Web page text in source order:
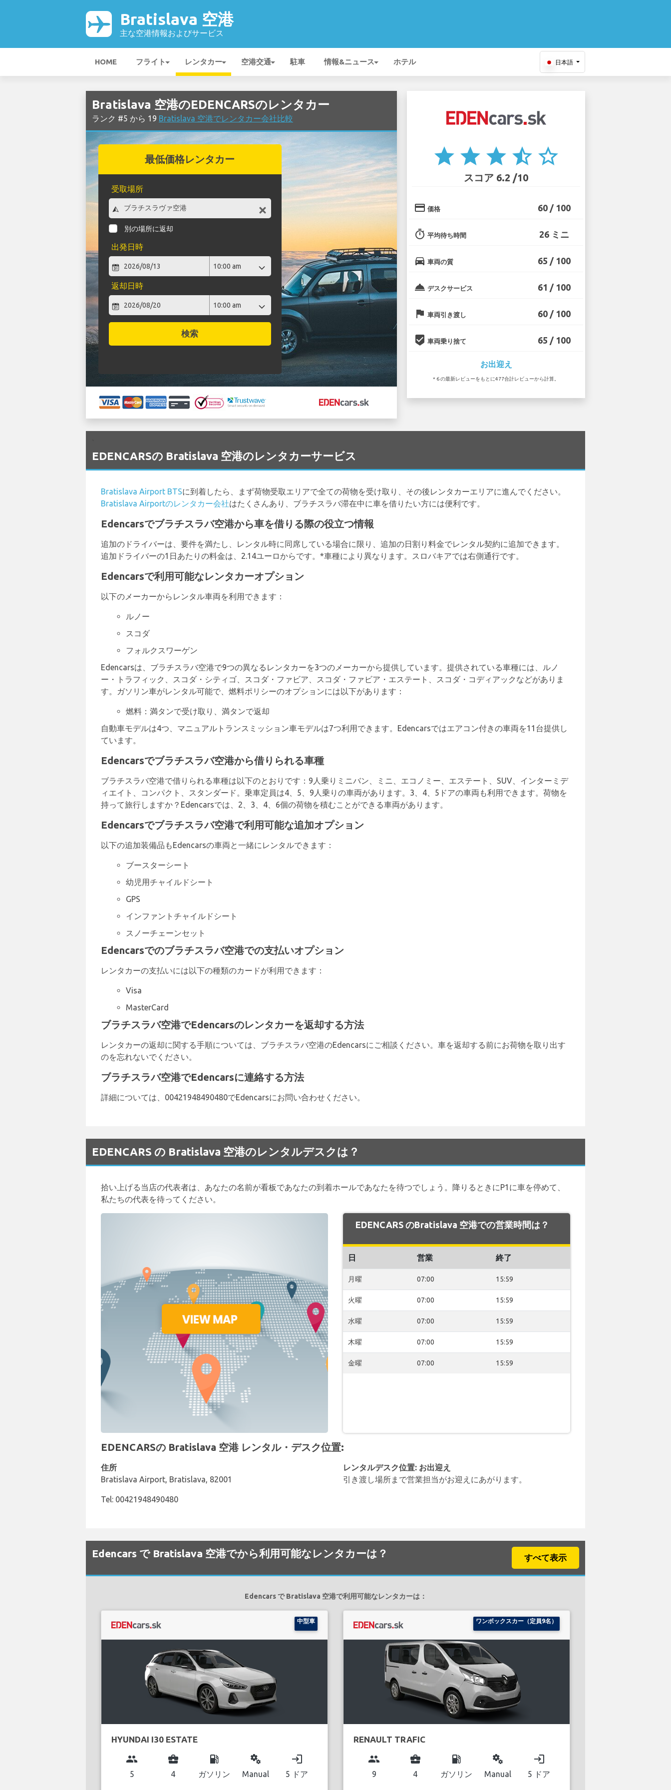
Bratislava 空港
主な空港情報およびサービス
HOME フライト レンタカー 空港交通 駐車 情報&ニュース ホテル 日本語
Bratislava 空港のEDENCARSのレンタカー
ランク #5 から 19 Bratislava 空港でレンタカー会社比較
最低価格レンタカー
受取場所
別の場所に返却
出発日時
返却日時
検索
star star star star_half star_border
スコア 6.2 /10
credit_card 価格 60 / 100
timer 平均待ち時間 26 ミニ
directions_car 車両の質 65 / 100
room_service デスクサービス 61 / 100
flag 車両引き渡し 60 / 100
beenhere 車両乗り捨て 65 / 100
お出迎え
* 6 の最新レビューをもとに477合計レビューから計算。
EDENCARSの Bratislava 空港のレンタカーサービス
Bratislava Airport BTSに到着したら、まず荷物受取エリアで全ての荷物を受け取り、その後レンタカーエリアに進んでください。
Bratislava Airportのレンタカー会社はたくさんあり、ブラチスラバ滞在中に車を借りたい方には便利です。
Edencarsでブラチスラバ空港から車を借りる際の役立つ情報
追加のドライバーは、要件を満たし、レンタル時に同席している場合に限り、追加の日割り料金でレンタル契約に追加できます。
追加ドライバーの1日あたりの料金は、2.14ユーロからです。*車種により異なります。スロバキアでは右側通行です。
Edencarsで利用可能なレンタカーオプション
以下のメーカーからレンタル車両を利用できます：
ルノー
スコダ
フォルクスワーゲン
Edencarsは、ブラチスラバ空港で9つの異なるレンタカーを3つのメーカーから提供しています。提供されている車種には、ルノ
ー・トラフィック、スコダ・シティゴ、スコダ・ファビア、スコダ・ファビア・エステート、スコダ・コディアックなどがありま
す。ガソリン車がレンタル可能で、燃料ポリシーのオプションには以下があります：
燃料：満タンで受け取り、満タンで返却
自動車モデルは4つ、マニュアルトランスミッション車モデルは7つ利用できます。Edencarsではエアコン付きの車両を11台提供し
ています。
Edencarsでブラチスラバ空港から借りられる車種
ブラチスラバ空港で借りられる車種は以下のとおりです：9人乗りミニバン、ミニ、エコノミー、エステート、SUV、インターミデ
ィエイト、コンパクト、スタンダード。乗車定員は4、5、9人乗りの車両があります。3、4、5ドアの車両も利用できます。荷物を
持って旅行しますか？Edencarsでは、2、3、4、6個の荷物を積むことができる車両があります。
Edencarsでブラチスラバ空港で利用可能な追加オプション
以下の追加装備品もEdencarsの車両と一緒にレンタルできます：
ブースターシート
幼児用チャイルドシート
GPS
インファントチャイルドシート
スノーチェーンセット
Edencarsでのブラチスラバ空港での支払いオプション
レンタカーの支払いには以下の種類のカードが利用できます：
Visa
MasterCard
ブラチスラバ空港でEdencarsのレンタカーを返却する方法
レンタカーの返却に関する手順については、ブラチスラバ空港のEdencarsにご相談ください。車を返却する前にお荷物を取り出す
のを忘れないでください。
ブラチスラバ空港でEdencarsに連絡する方法
詳細については、00421948490480でEdencarsにお問い合わせください。
EDENCARS の Bratislava 空港のレンタルデスクは？
拾い上げる当店の代表者は、あなたの名前が看板であなたの到着ホールであなたを待つでしょう。降りるときにP1に車を停めて、
私たちの代表を待ってください。
EDENCARS のBratislava 空港での営業時間は？
日 営業 終了
月曜 07:00 15:59
火曜 07:00 15:59
水曜 07:00 15:59
木曜 07:00 15:59
金曜 07:00 15:59
EDENCARSの Bratislava 空港 レンタル・デスク位置:
住所
Bratislava Airport, Bratislava, 82001
Tel: 00421948490480
レンタルデスク位置: お出迎え
引き渡し場所まで営業担当がお迎えにあがります。
Edencars で Bratislava 空港でから利用可能なレンタカーは？ すべて表示
Edencars で Bratislava 空港で利用可能なレンタカーは：
中型車
HYUNDAI I30 ESTATE
group
5
business_center
4
local_gas_station
ガソリン
miscellaneous_services
Manual
login
5 ドア
ワンボックスカー（定員9名）
RENAULT TRAFIC
group
9
business_center
4
local_gas_station
ガソリン
miscellaneous_services
Manual
login
5 ドア